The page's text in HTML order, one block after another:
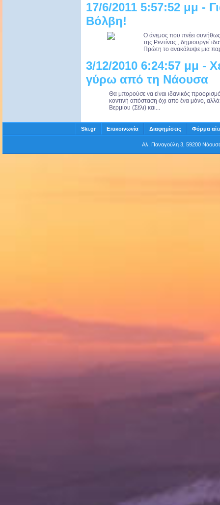
17/6/2011 5:57:52 μμ -
Βόλβη!
Ο άνεμος που πνέει συνήθως
της Ρεντίνας , δημιουργεί
Πρώτη το ανακάλυψε μια
3/12/2010 6:24:57 μμ -
γύρω από τη Νάουσα
Θα μπορούσε να είναι ιδανικός
κοντινή απόσταση όχι από ένα μόνο,
Βερμίου (Σέλι) και...
Ski.gr Επικοινωνία Διαφημίσεις Φόρμα
Αλ. Παναγούλη 3, 59200